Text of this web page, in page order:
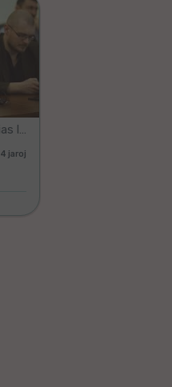
Thomas Röper: “Okcidento ja scias la veron, sed kaŝas ĝin per ruzaj formulaĵoj”
4 jaroj